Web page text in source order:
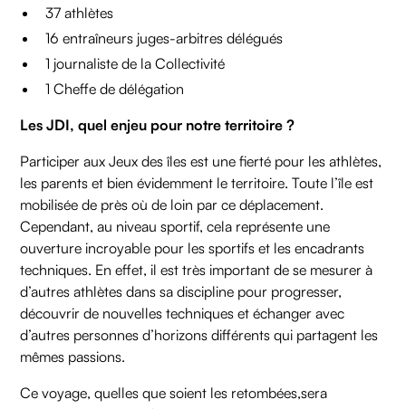
37 athlètes
16 entraîneurs juges-arbitres délégués
1 journaliste de la Collectivité
1 Cheffe de délégation
Les JDI, quel enjeu pour notre territoire ?
Participer aux Jeux des îles est une fierté pour les athlètes,
les parents et bien évidemment le territoire. Toute l’île est
mobilisée de près où de loin par ce déplacement.
Cependant, au niveau sportif, cela représente une
ouverture incroyable pour les sportifs et les encadrants
techniques. En effet, il est très important de se mesurer à
d’autres athlètes dans sa discipline pour progresser,
découvrir de nouvelles techniques et échanger avec
d’autres personnes d’horizons différents qui partagent les
mêmes passions.
Ce voyage, quelles que soient les retombées,sera